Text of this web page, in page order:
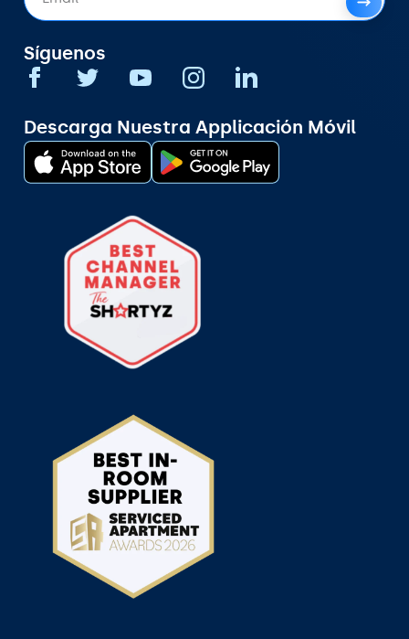
Síguenos
Descarga Nuestra Applicación Móvil